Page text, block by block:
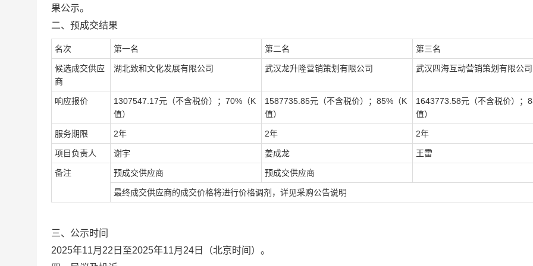
果公示。
二、预成交结果
名次 第一名 第二名 第三名
候选成交供应
商
湖北致和文化发展有限公司 武汉龙升隆营销策划有限公司 武汉四海互动营销策划有限公司
响应报价
1307547.17元（不含税价）；70%（K
值）
1587735.85元（不含税价）；85%（K
值）
1643773.58元（不含税价）；
值）
服务期限 2年 2年 2年
项目负责人 谢宇 姜成龙 王雷
备注 预成交供应商 预成交供应商
最终成交供应商的成交价格将进行价格调剂，详见采购公告说明
三、公示时间
2025年11月 22日至2025年11月24日（北京时间）。